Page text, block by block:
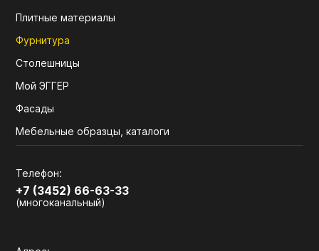
Плитные материалы
Фурнитура
Столешницы
Мой ЭГГЕР
Фасады
Мебельные образцы, каталоги
Телефон:
+7 (3452) 66-63-33
(многоканальный)